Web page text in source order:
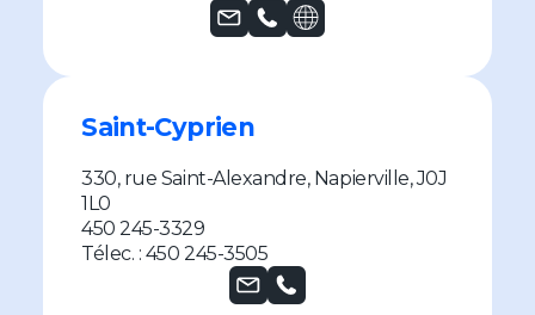
Saint-Cyprien
330, rue Saint-Alexandre, Napierville, J0J
1L0
450 245-3329
Télec. : 450 245-3505